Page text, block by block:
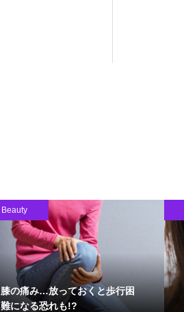
Beauty
膝の痛み…放っておくと歩行困
難になる恐れも!?